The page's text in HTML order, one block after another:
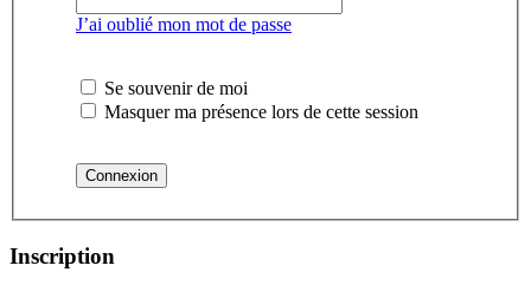
J’ai oublié mon mot de passe
Se souvenir de moi
Masquer ma présence lors de cette session
Inscription